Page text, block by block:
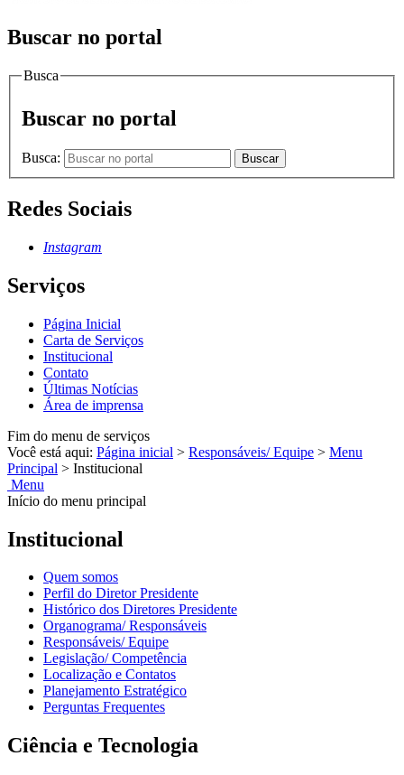
Buscar no portal
Busca
Buscar no portal
Busca: Buscar
Redes Sociais
Instagram
Serviços
Página Inicial
Carta de Serviços
Institucional
Contato
Últimas Notícias
Área de imprensa
Fim do menu de serviços
Você está aqui: Página inicial > Responsáveis/ Equipe > Menu
Principal > Institucional
Menu
Início do menu principal
Institucional
Quem somos
Perfil do Diretor Presidente
Histórico dos Diretores Presidente
Organograma/ Responsáveis
Responsáveis/ Equipe
Legislação/ Competência
Localização e Contatos
Planejamento Estratégico
Perguntas Frequentes
Ciência e Tecnologia